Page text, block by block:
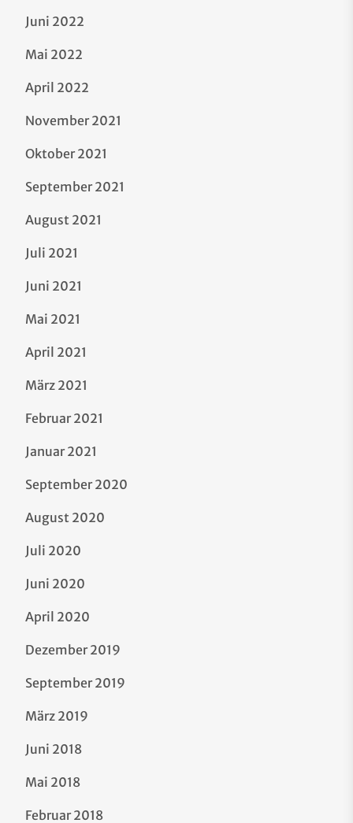
Juni 2022
Mai 2022
April 2022
November 2021
Oktober 2021
September 2021
August 2021
Juli 2021
Juni 2021
Mai 2021
April 2021
März 2021
Februar 2021
Januar 2021
September 2020
August 2020
Juli 2020
Juni 2020
April 2020
Dezember 2019
September 2019
März 2019
Juni 2018
Mai 2018
Februar 2018